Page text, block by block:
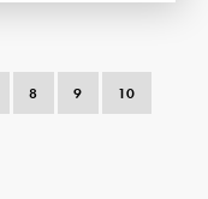
8 9 10